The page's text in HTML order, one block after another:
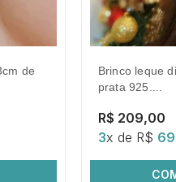
brinco leque diamantado grande. em
prata 925....
R$ 209,00
3x de R$